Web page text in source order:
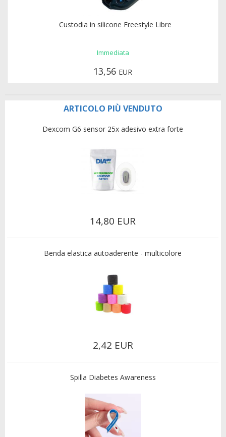
Custodia in silicone Freestyle Libre
Immediata
13,56 EUR
ARTICOLO PIÙ VENDUTO
Dexcom G6 sensor 25x adesivo extra forte
14,80 EUR
Benda elastica autoaderente - multicolore
2,42 EUR
Spilla Diabetes Awareness